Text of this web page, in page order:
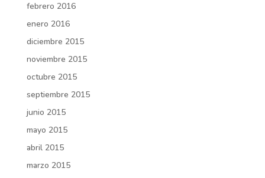
febrero 2016
enero 2016
diciembre 2015
noviembre 2015
octubre 2015
septiembre 2015
junio 2015
mayo 2015
abril 2015
marzo 2015